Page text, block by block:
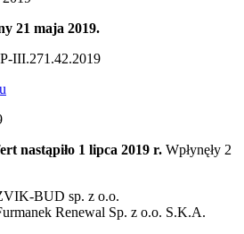
21 maja 2019.
III.271.42.2019
nastąpiło 1 lipca 2019 r. Wpłynęły 2
BUD sp. z o.o.
Renewal Sp. z o.o. S.K.A.